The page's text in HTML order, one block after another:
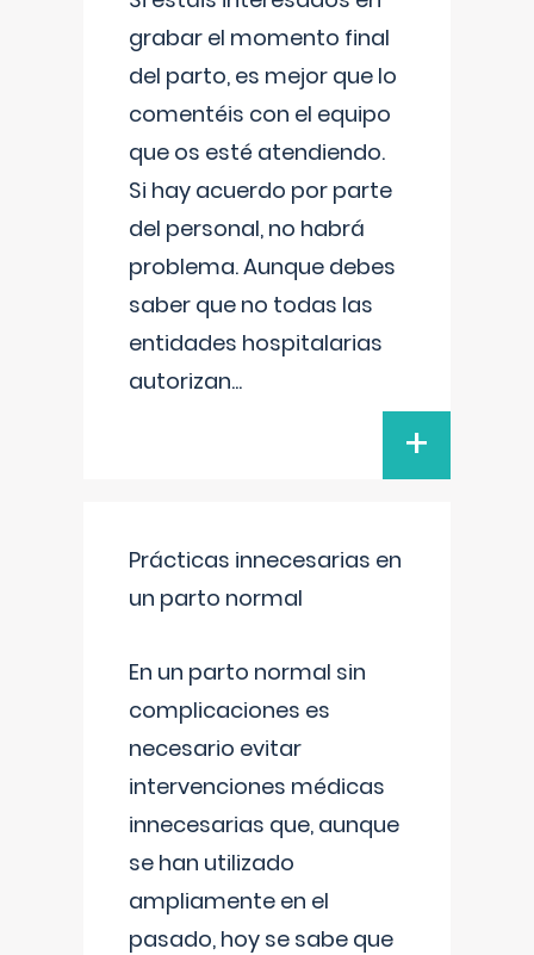
grabar el momento final
del parto, es mejor que lo
comentéis con el equipo
que os esté atendiendo.
Si hay acuerdo por parte
del personal, no habrá
problema. Aunque debes
saber que no todas las
entidades hospitalarias
autorizan...
+
Prácticas innecesarias en
un parto normal
En un parto normal sin
complicaciones es
necesario evitar
intervenciones médicas
innecesarias que, aunque
se han utilizado
ampliamente en el
pasado, hoy se sabe que